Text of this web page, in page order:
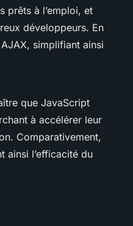
prêts à l’emploi, et
développeurs. En
simplifiant ainsi
que JavaScript
à accélérer leur
Comparativement,
ainsi l’efficacité du